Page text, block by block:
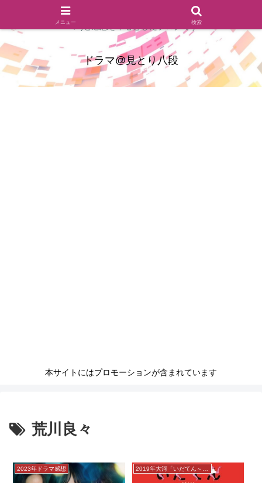
ドラマのシーンとセリフを切り取ったあらすじレビュー(復習ネタ
バレ)と感想を中心としたブログです
ドラマ@見とり八段
本サイトにはプロモーションが含まれています
荒川良々
2023年ドラマ感想 2019年大河「いだてん～東京オリムピック噺」
メニュー 検索